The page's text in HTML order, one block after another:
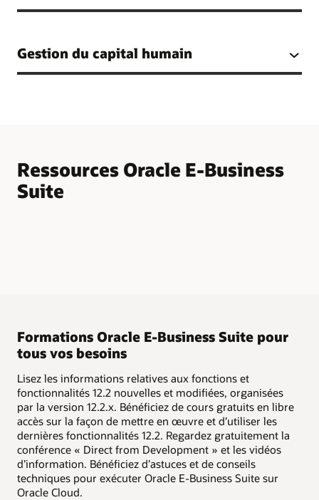
Gestion du capital humain
Ressources Oracle E-Business
Suite
Formations Oracle E-Business Suite pour
tous vos besoins
Lisez les informations relatives aux fonctions et
fonctionnalités 12.2 nouvelles et modifiées, organisées
par la version 12.2.x. Bénéficiez de cours gratuits en libre
accès sur la façon de mettre en œuvre et d’utiliser les
dernières fonctionnalités 12.2. Regardez gratuitement la
conférence « Direct from Development » et les vidéos
d’information. Bénéficiez d’astuces et de conseils
techniques pour exécuter Oracle E-Business Suite sur
Oracle Cloud.